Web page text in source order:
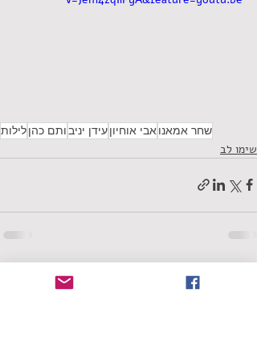
שחר אמאנו אבי אוחיוןעידן יניבותם כהןלילות
שימו לב